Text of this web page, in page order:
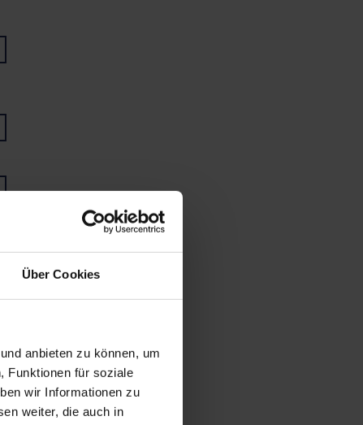
Über Cookies
anbieten zu können, um
Funktionen für soziale
wir Informationen zu
weiter, die auch in